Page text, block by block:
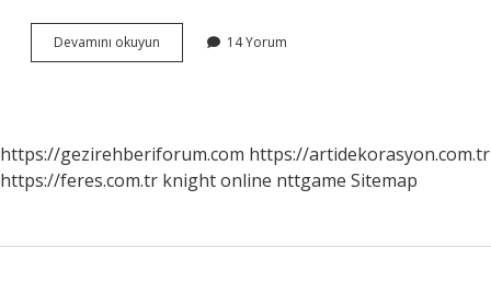
Devamını okuyun
Kitapçılar
14 Yorum
https://gezirehberiforum.com https://artidekorasyon.com.tr
https://feres.com.tr knight online nttgame Sitemap